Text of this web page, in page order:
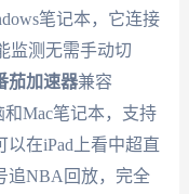
笔记本，它连接
监测无需手动切
茄加速器兼容
和Mac笔记本，支持
在iPad上看中超直
追NBA回放，完全